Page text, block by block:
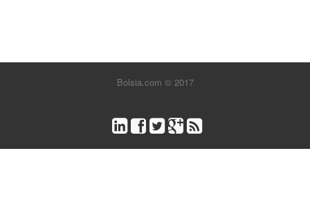
Bolsia.com © 2017